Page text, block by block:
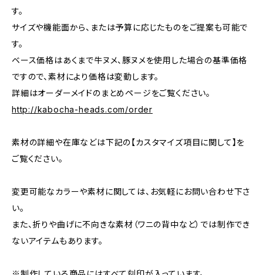
す。
サイズや機能面から、または予算に応じたものをご提案も可能で
す。
ベース価格はあくまで牛ヌメ、豚ヌメを使用した場合の基準価格
ですので、素材により価格は変動します。
詳細はオーダーメイドのまとめページをご覧ください。
http://kabocha-heads.com/order
素材の詳細や在庫などは下記の【カスタマイズ項目に関して】を
ご覧ください。
変更可能なカラーや素材に関しては、お気軽にお問い合わせ下さ
い。
また、折りや曲げに不向きな素材（ワニの背中など）では制作でき
ないアイテムもあります。